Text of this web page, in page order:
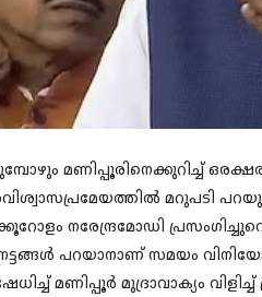
മണിപ്പൂരിനെക്കുറിച്ച്
മറുപടി
നരേന്ദ്രമോഡി
പറയാനാണ് സമയം
മണിപ്പൂര്‍ മുദ്രാവാക്യം